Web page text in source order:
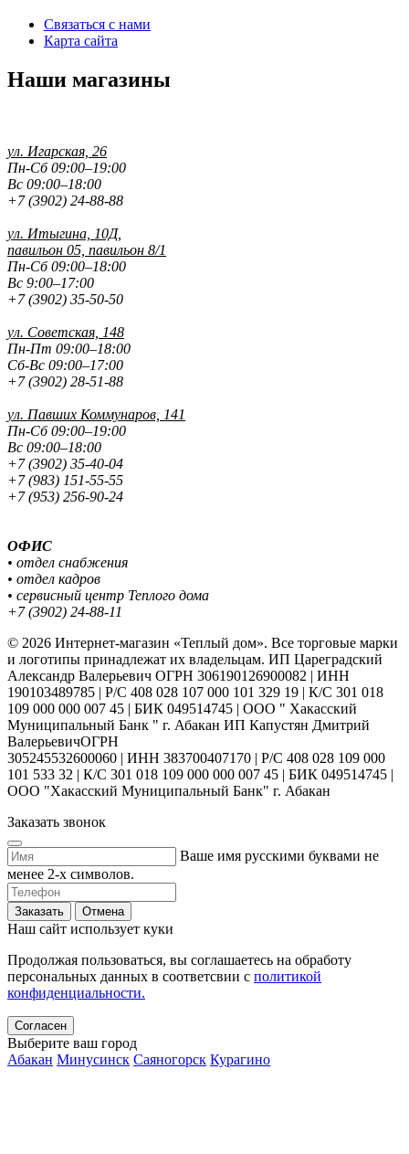
Связаться с нами
Карта сайта
Наши магазины
ул. Игарская, 26
Пн-Сб 09:00–19:00
Вс 09:00–18:00
+7 (3902) 24-88-88
ул. Итыгина, 10Д,
павильон 05, павильон 8/1
Пн-Сб 09:00–18:00
Вс 9:00–17:00
+7 (3902) 35-50-50
ул. Советская, 148
Пн-Пт 09:00–18:00
Сб-Вс 09:00–17:00
+7 (3902) 28-51-88
ул. Павших Коммунаров, 141
Пн-Сб 09:00–19:00
Вс 09:00–18:00
+7 (3902) 35-40-04
+7 (983) 151-55-55
+7 (953) 256-90-24
ОФИС
• отдел снабжения
• отдел кадров
• сервисный центр Теплого дома
+7 (3902) 24-88-11
© 2026 Интернет-магазин «Теплый дом». Все торговые марки
и логотипы принадлежат их владельцам. ИП Цареградский
Александр Валерьевич ОГРН 306190126900082 | ИНН
190103489785 | Р/С 408 028 107 000 101 329 19 | К/С 301 018
109 000 000 007 45 | БИК 049514745 | ООО " Хакасский
Муниципальный Банк " г. Абакан ИП Капустян Дмитрий
ВалерьевичОГРН
305245532600060 | ИНН 383700407170 | Р/С 408 028 109 000
101 533 32 | К/С 301 018 109 000 000 007 45 | БИК 049514745 |
ООО "Хакасский Муниципальный Банк" г. Абакан
Заказать звонок
Ваше имя русскими буквами не
менее 2-х символов.
Заказать Отмена
Наш сайт использует куки
Продолжая пользоваться, вы соглашаетесь на обработу
персональных данных в соответсвии с политикой
конфиденциальности.
Согласен
Выберите ваш город
Абакан Минусинск Саяногорск Курагино